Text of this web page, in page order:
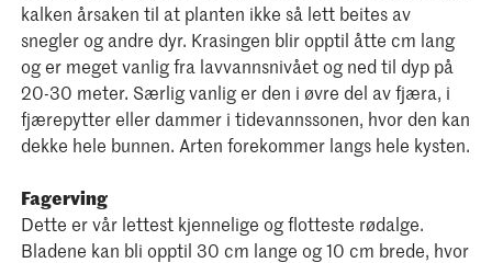
kalken årsaken til at planten ikke så lett beites av
snegler og andre dyr. Krasingen blir opptil åtte cm lang
og er meget vanlig fra lavvannsnivået og ned til dyp på
20-30 meter. Særlig vanlig er den i øvre del av fjæra, i
fjærepytter eller dammer i tidevannssonen, hvor den kan
dekke hele bunnen. Arten forekommer langs hele kysten.
Fagerving
Dette er vår lettest kjennelige og flotteste rødalge.
Bladene kan bli opptil 30 cm lange og 10 cm brede, hvor